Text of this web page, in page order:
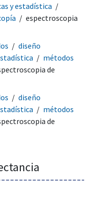
y estadística
espectroscopia
diseño
métodos
de
diseño
métodos
de